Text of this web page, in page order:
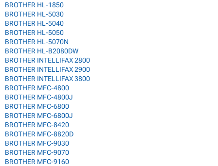
BROTHER HL-1850
BROTHER HL-5030
BROTHER HL-5040
BROTHER HL-5050
BROTHER HL-5070N
BROTHER HL-B2080DW
BROTHER INTELLIFAX 2800
BROTHER INTELLIFAX 2900
BROTHER INTELLIFAX 3800
BROTHER MFC-4800
BROTHER MFC-4800J
BROTHER MFC-6800
BROTHER MFC-6800J
BROTHER MFC-8420
BROTHER MFC-8820D
BROTHER MFC-9030
BROTHER MFC-9070
BROTHER MFC-9160